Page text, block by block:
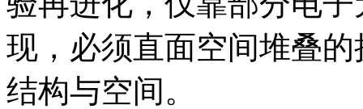
现，必须直面空间堆叠
结构与空间。